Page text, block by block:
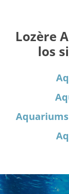
Lozère
los